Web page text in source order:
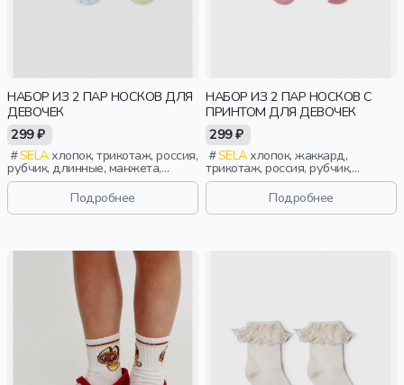
НАБОР ИЗ 2 ПАР НОСКОВ ДЛЯ
ДЕВОЧЕК
299 ₽
SELAхлопок, трикотаж, россия,
рубчик, длинные, манжета,
эластичные, девочки, дети
Подробнее
НАБОР ИЗ 2 ПАР НОСКОВ С
ПРИНТОМ ДЛЯ ДЕВОЧЕК
299 ₽
SELAхлопок, жаккард,
трикотаж, россия, рубчик,
длинные, манжета, принт,
эластичные, девочки, дети
Подробнее